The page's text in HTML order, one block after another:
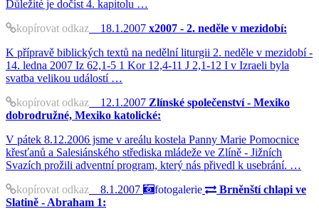
Důležité je dočíst 4. kapitolu …
kopírovat odkaz 18.1.2007 x2007 - 2. neděle v mezidobí:
K přípravě biblických textů na nedělní liturgii 2. neděle v mezidobí -
14. ledna 2007 Iz 62,1-5 1 Kor 12,4-11 J 2,1-12 I v Izraeli byla
svatba velikou událostí …
kopírovat odkaz 12.1.2007 Zlínské společenství - Mexiko
dobrodružné, Mexiko katolické:
V pátek 8.12.2006 jsme v areálu kostela Panny Marie Pomocnice
křesťanů a Salesiánského střediska mládeže ve Zlíně - Jižních
Svazích prožili adventní program, který nás přivedl k usebrání. …
kopírovat odkaz 8.1.2007 fotogalerie
Brněnští chlapi ve
Slatině - Abraham 1: